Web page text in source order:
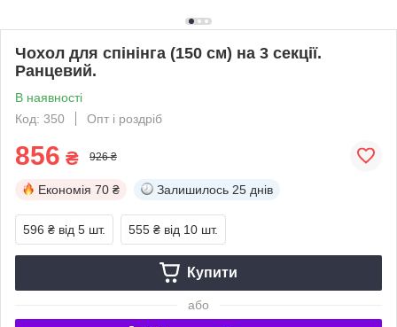
Чохол для спінінга (150 см) на 3 секції.
Ранцевий.
В наявності
Код: 350
Опт і роздріб
856 ₴ 926 ₴
Економія 70 ₴ Залишилось 25 днів
596 ₴ від 5 шт. 555 ₴ від 10 шт.
Купити
або